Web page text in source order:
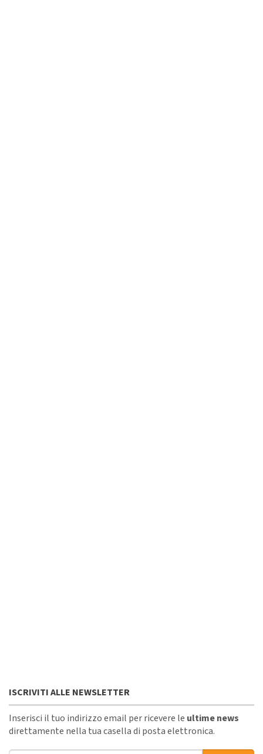
ISCRIVITI ALLE NEWSLETTER
Inserisci il tuo indirizzo email per ricevere le ultime news
direttamente nella tua casella di posta elettronica.